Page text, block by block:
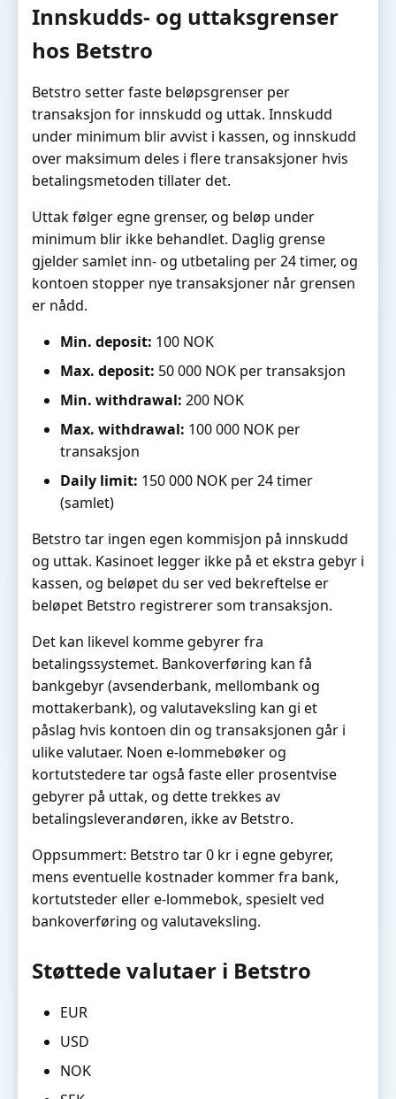
Innskudds- og uttaksgrenser
hos Betstro
Betstro setter faste beløpsgrenser per
transaksjon for innskudd og uttak. Innskudd
under minimum blir avvist i kassen, og innskudd
over maksimum deles i flere transaksjoner hvis
betalingsmetoden tillater det.
Uttak følger egne grenser, og beløp under
minimum blir ikke behandlet. Daglig grense
gjelder samlet inn- og utbetaling per 24 timer, og
kontoen stopper nye transaksjoner når grensen
er nådd.
Min. deposit: 100 NOK
Max. deposit: 50 000 NOK per transaksjon
Min. withdrawal: 200 NOK
Max. withdrawal: 100 000 NOK per
transaksjon
Daily limit: 150 000 NOK per 24 timer
(samlet)
Betstro tar ingen egen kommisjon på innskudd
og uttak. Kasinoet legger ikke på et ekstra gebyr i
kassen, og beløpet du ser ved bekreftelse er
beløpet Betstro registrerer som transaksjon.
Det kan likevel komme gebyrer fra
betalingssystemet. Bankoverføring kan få
bankgebyr (avsenderbank, mellombank og
mottakerbank), og valutaveksling kan gi et
påslag hvis kontoen din og transaksjonen går i
ulike valutaer. Noen e-lommebøker og
kortutstedere tar også faste eller prosentvise
gebyrer på uttak, og dette trekkes av
betalingsleverandøren, ikke av Betstro.
Oppsummert: Betstro tar 0 kr i egne gebyrer,
mens eventuelle kostnader kommer fra bank,
kortutsteder eller e-lommebok, spesielt ved
bankoverføring og valutaveksling.
Støttede valutaer i Betstro
EUR
USD
NOK